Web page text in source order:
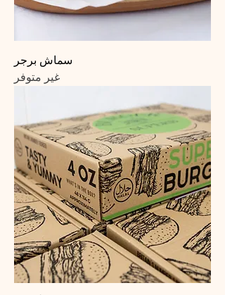
سماش برجر
غير متوفر